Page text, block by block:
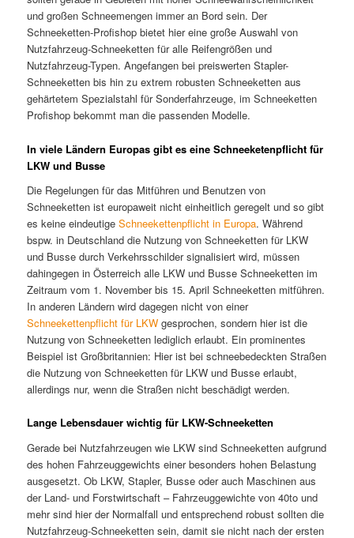
und großen Schneemengen immer an Bord sein. Der
Schneeketten-Profishop bietet hier eine große Auswahl von
Nutzfahrzeug-Schneeketten für alle Reifengrößen und
Nutzfahrzeug-Typen. Angefangen bei preiswerten Stapler-
Schneeketten bis hin zu extrem robusten Schneeketten aus
gehärtetem Spezialstahl für Sonderfahrzeuge, im Schneeketten
Profishop bekommt man die passenden Modelle.
In viele Ländern Europas gibt es eine Schneeketenpflicht für
LKW und Busse
Die Regelungen für das Mitführen und Benutzen von
Schneeketten ist europaweit nicht einheitlich geregelt und so gibt
es keine eindeutigeSchneekettenpflicht in Europa. Während
bspw. in Deutschland die Nutzung von Schneeketten für LKW
und Busse durch Verkehrsschilder signalisiert wird, müssen
dahingegen in Österreich alle LKW und Busse Schneeketten im
Zeitraum vom 1. November bis 15. April Schneeketten mitführen.
In anderen Ländern wird dagegen nicht von einer
Schneekettenpflicht für LKW gesprochen, sondern hier ist die
Nutzung von Schneeketten lediglich erlaubt. Ein prominentes
Beispiel ist Großbritannien: Hier ist bei schneebedeckten Straßen
die Nutzung von Schneeketten für LKW und Busse erlaubt,
allerdings nur, wenn die Straßen nicht beschädigt werden.
Lange Lebensdauer wichtig für LKW-Schneeketten
Gerade bei Nutzfahrzeugen wie LKW sind Schneeketten aufgrund
des hohen Fahrzeuggewichts einer besonders hohen Belastung
ausgesetzt. Ob LKW, Stapler, Busse oder auch Maschinen aus
der Land- und Forstwirtschaft – Fahrzeuggewichte von 40to und
mehr sind hier der Normalfall und entsprechend robust sollten die
Nutzfahrzeug-Schneeketten sein, damit sie nicht nach der ersten